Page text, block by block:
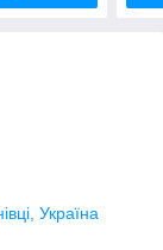
Україна